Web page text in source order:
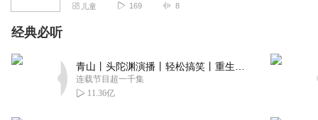
专辑非常好听，孩子很喜欢，对孩子有很大的启蒙，非常感
谢，我会分享的
汐言乄
儿童 169 8
经典必听
连载节目超一千集
11.36亿